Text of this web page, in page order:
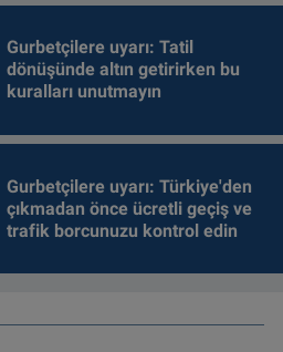
Gurbetçilere uyarı: Tatil
dönüşünde altın getirirken bu
kuralları unutmayın
Gurbetçilere uyarı: Türkiye'den
çıkmadan önce ücretli geçiş ve
trafik borcunuzu kontrol edin